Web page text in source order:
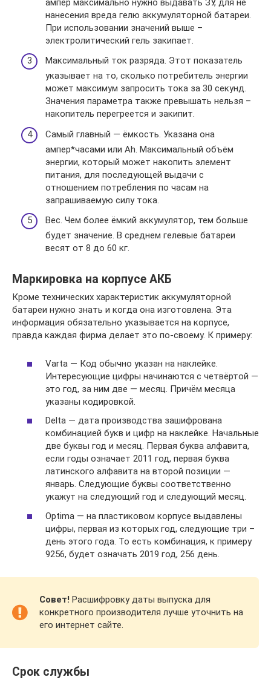
ампер максимально нужно выдавать ЗУ, для не
нанесения вреда гелю аккумуляторной батареи.
При использовании значений выше –
электролитический гель закипает.
Максимальный ток разряда. Этот показатель
указывает на то, сколько потребитель энергии
может максимум запросить тока за 30 секунд.
Значения параметра также превышать нельзя –
накопитель перегреется и закипит.
Самый главный — ёмкость. Указана она
ампер*часами или Ah. Максимальный объём
энергии, который может накопить элемент
питания, для последующей выдачи с
отношением потребления по часам на
запрашиваемую силу тока.
Вес. Чем более ёмкий аккумулятор, тем больше
будет значение. В среднем гелевые батареи
весят от 8 до 60 кг.
Маркировка на корпусе АКБ
Кроме технических характеристик аккумуляторной
батареи нужно знать и когда она изготовлена. Эта
информация обязательно указывается на корпусе,
правда каждая фирма делает это по-своему. К примеру:
Varta — Код обычно указан на наклейке.
Интересующие цифры начинаются с четвёртой —
это год, за ним две — месяц. Причём месяца
указаны кодировкой.
Delta — дата производства зашифрована
комбинацией букв и цифр на наклейке. Начальные
две буквы год и месяц. Первая буква алфавита,
если годы означает 2011 год, первая буква
латинского алфавита на второй позиции —
январь. Следующие буквы соответственно
укажут на следующий год и следующий месяц.
Optima — на пластиковом корпусе выдавлены
цифры, первая из которых год, следующие три –
день этого года. То есть комбинация, к примеру
9256, будет означать 2019 год, 256 день.
Совет! Расшифровку даты выпуска для
конкретного производителя лучше уточнить на
его интернет сайте.
Срок службы